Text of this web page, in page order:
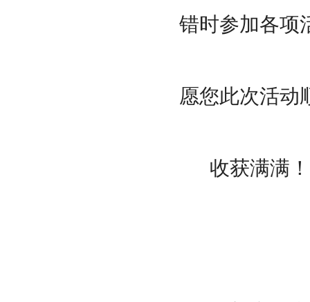
错时参加各项
愿您此次活动
收获满满！